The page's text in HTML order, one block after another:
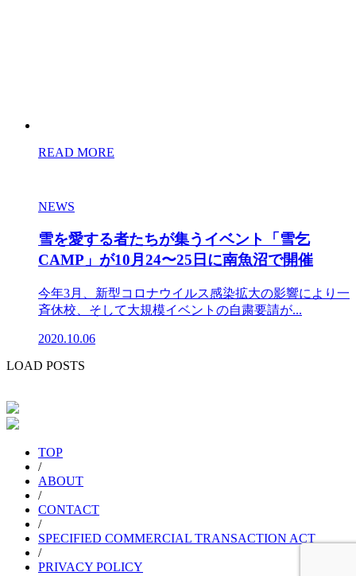
READ MORE
NEWS
雪を愛する者たちが集うイベント「雪乞
CAMP」が10月24〜25日に南魚沼で開催
今年3月、新型コロナウイルス感染拡大の影響により一
斉休校、そして大規模イベントの自粛要請が...
2020.10.06
LOAD POSTS
TOP
/
ABOUT
/
CONTACT
/
SPECIFIED COMMERCIAL TRANSACTION ACT
/
PRIVACY POLICY